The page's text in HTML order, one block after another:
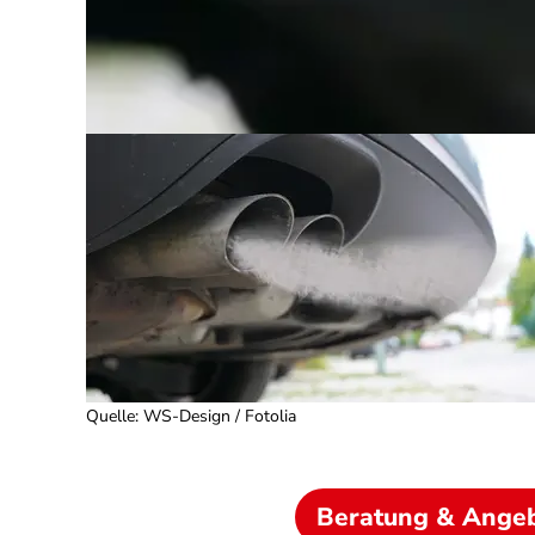
Quelle: WS-Design / Fotolia
Beratung &